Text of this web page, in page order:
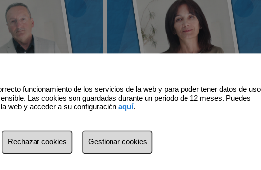
inmobiliaria con PRIMER GRUPO?
funcionamiento de los servicios de la web y para poder tener datos de uso
Las cookies son guardadas durante un periodo de 12 meses. Puedes
web y acceder a su configuración aquí.
Rechazar cookies Gestionar cookies